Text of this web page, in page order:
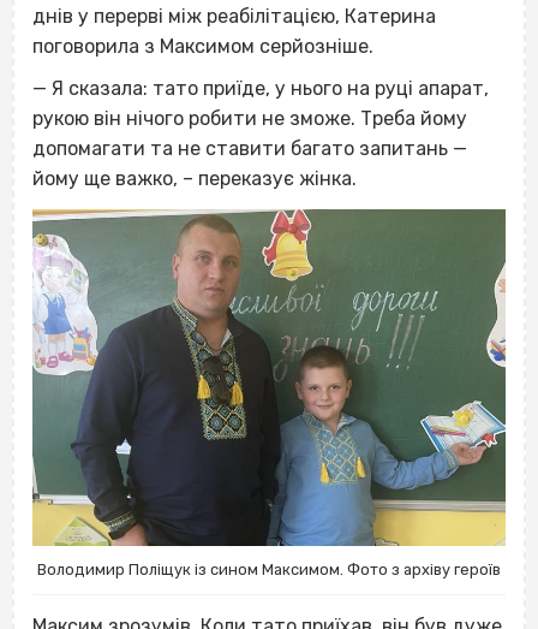
днів у перерві між реабілітацією, Катерина
поговорила з Максимом серйозніше.
— Я сказала: тато приїде, у нього на руці апарат,
рукою він нічого робити не зможе. Треба йому
допомагати та не ставити багато запитань —
йому ще важко, – переказує жінка.
Володимир Поліщук із сином Максимом. Фото з архіву героїв